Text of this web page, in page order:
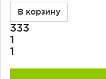
В корзину
333
1
1